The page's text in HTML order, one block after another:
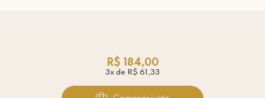
R$ 184,00
3x de R$ 61,33